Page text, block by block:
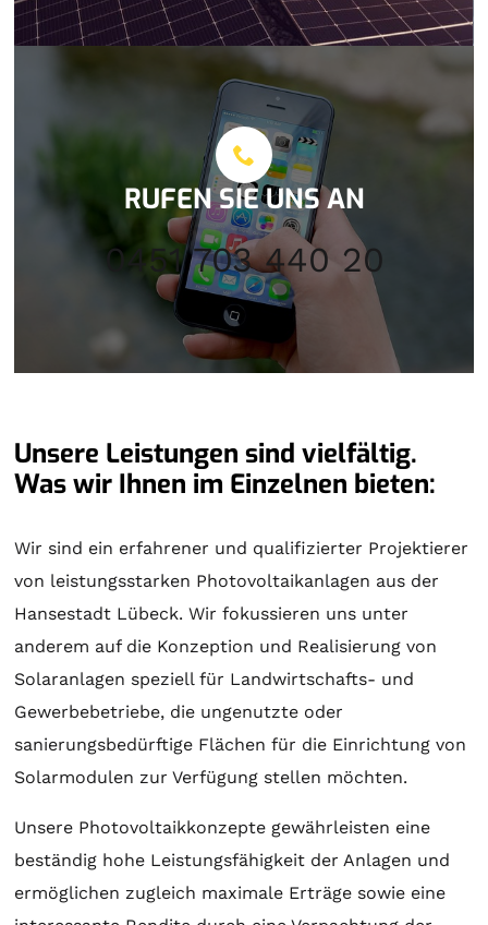
RUFEN SIE UNS AN
0451 703 440 20
Unsere Leistungen sind vielfältig.
Was wir Ihnen im Einzelnen bieten:
Wir sind ein erfahrener und qualifizierter Projektierer
von leistungsstarken Photovoltaikanlagen aus der
Hansestadt Lübeck. Wir fokussieren uns unter
anderem auf die Konzeption und Realisierung von
Solaranlagen speziell für Landwirtschafts- und
Gewerbebetriebe, die ungenutzte oder
sanierungsbedürftige Flächen für die Einrichtung von
Solarmodulen zur Verfügung stellen möchten.
Unsere Photovoltaikkonzepte gewährleisten eine
beständig hohe Leistungsfähigkeit der Anlagen und
ermöglichen zugleich maximale Erträge sowie eine